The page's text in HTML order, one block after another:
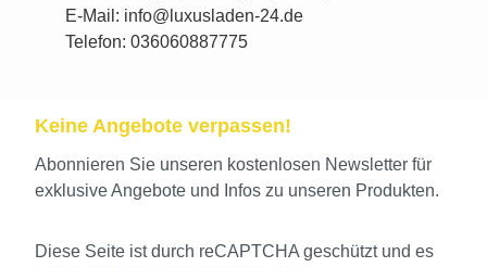
E-Mail: info@luxusladen-24.de
Telefon: 036060887775
Keine Angebote verpassen!
Abonnieren Sie unseren kostenlosen Newsletter für
exklusive Angebote und Infos zu unseren Produkten.
Diese Seite ist durch reCAPTCHA geschützt und es